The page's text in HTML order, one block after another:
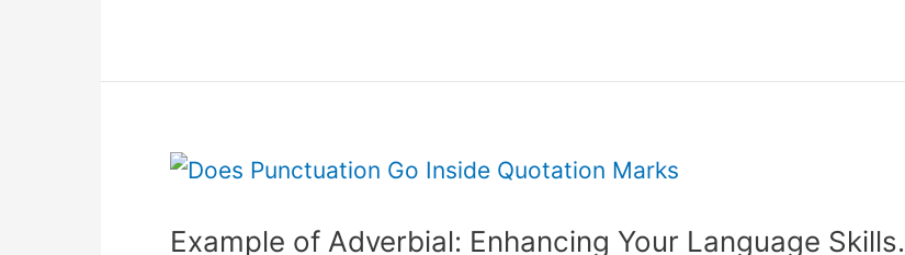
Clause:
Their
and
Example of Adverbial: Enhancing Your Language Skills.